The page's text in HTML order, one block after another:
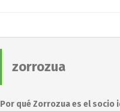
zorrozua
Por qué Zorrozua es el